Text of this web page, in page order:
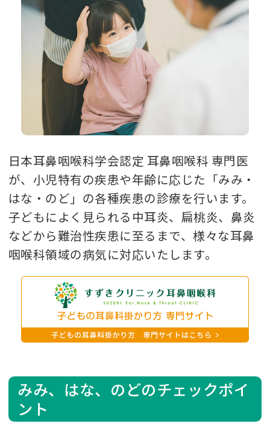
日本耳鼻咽喉科学会認定 耳鼻咽喉科 専門医
が、小児特有の疾患や年齢に応じた「みみ・
はな・のど」の各種疾患の診療を行います。
子どもによく見られる中耳炎、扁桃炎、鼻炎
などから難治性疾患に至るまで、様々な耳鼻
咽喉科領域の病気に対応いたします。
みみ、はな、のどのチェックポイ
ント